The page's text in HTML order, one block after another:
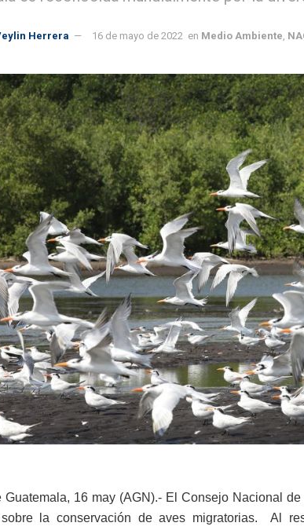
Herrera 16 de mayo de 2022 en Medio Ambiente
Guatemala, 16 may (AGN).- El Consejo Nacional
sobre la conservación de aves migratorias. Al